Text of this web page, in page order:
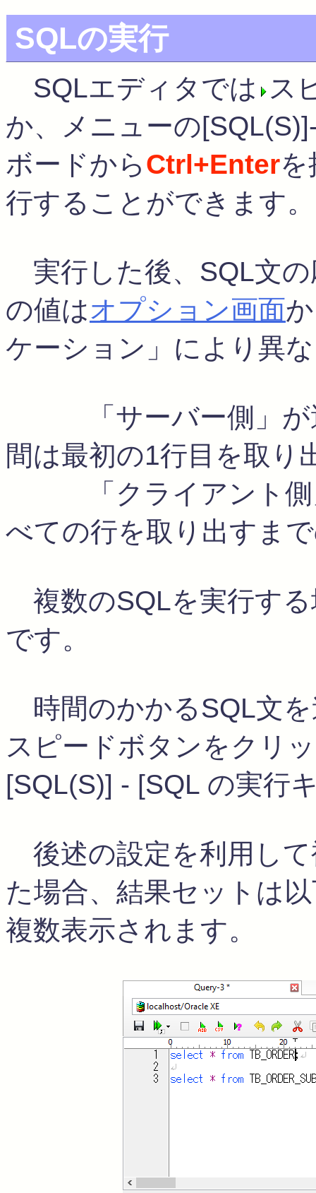
SQLの実行
SQLエディタでは ス
か、メニューの
ボードからCtrl+Enter
行することができます。
実行した後、SQL文
の値はオプション画面
ケーション」により異
「サーバー側」が選
間は最初の1行目を取り
「クライアント側」
べての行を取り出すま
複数のSQLを実行す
です。
時間のかかるSQL文
スピードボタンをクリ
[SQL(S)] - [SQL の実行
後述の設定を利用し
た場合、結果セットは
複数表示されます。